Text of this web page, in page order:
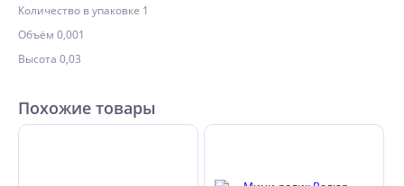
Количество в упаковке 1
Объём 0,001
Высота 0,03
Похожие товары